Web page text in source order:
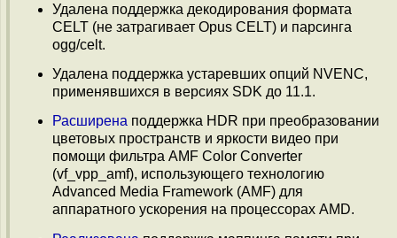
Удалена поддержка декодирования формата
CELT (не затрагивает Opus CELT) и парсинга
ogg/celt.
Удалена поддержка устаревших опций NVENC,
применявшихся в версиях SDK до 11.1.
Расширена поддержка HDR при преобразовании
цветовых пространств и яркости видео при
помощи фильтра AMF Color Converter
(vf_vpp_amf), использующего технологию
Advanced Media Framework (AMF) для
аппаратного ускорения на процессорах AMD.